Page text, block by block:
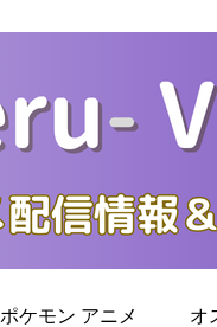
ポケモン アニメ オ